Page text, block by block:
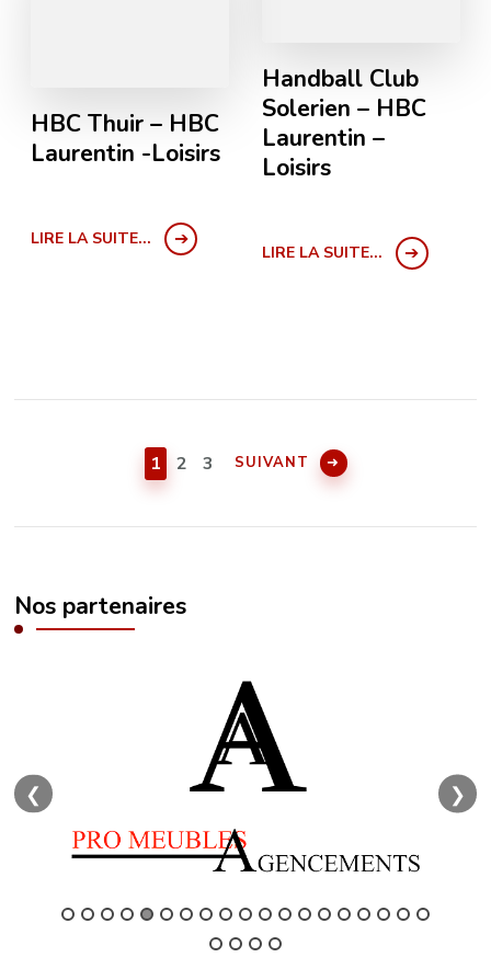
Handball Club
Solerien – HBC
Laurentin –
Loisirs
LIRE LA SUITE...
HBC Thuir – HBC
Laurentin -Loisirs
LIRE LA SUITE...
1 2 3 SUIVANT
Nos partenaires
❮ ❯